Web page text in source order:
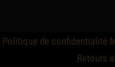
Politique de confidentialité
Retours